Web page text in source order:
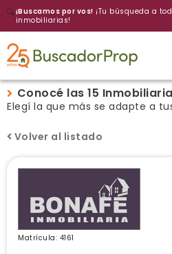
🔍¡Buscamos por vos! ¡Tu búsqueda a
inmobiliarias!
Conocé las 15
Elegí la que más se adapte a
Volver al listado
Matrícula: 4161